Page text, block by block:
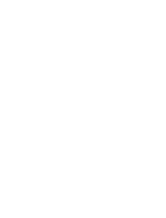
ominaisuuden
ONGELMASI?
voimme kehittyä!